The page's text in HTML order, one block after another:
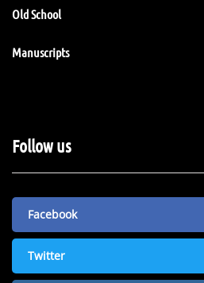
Old School
Manuscripts
Follow us
Facebook
Twitter